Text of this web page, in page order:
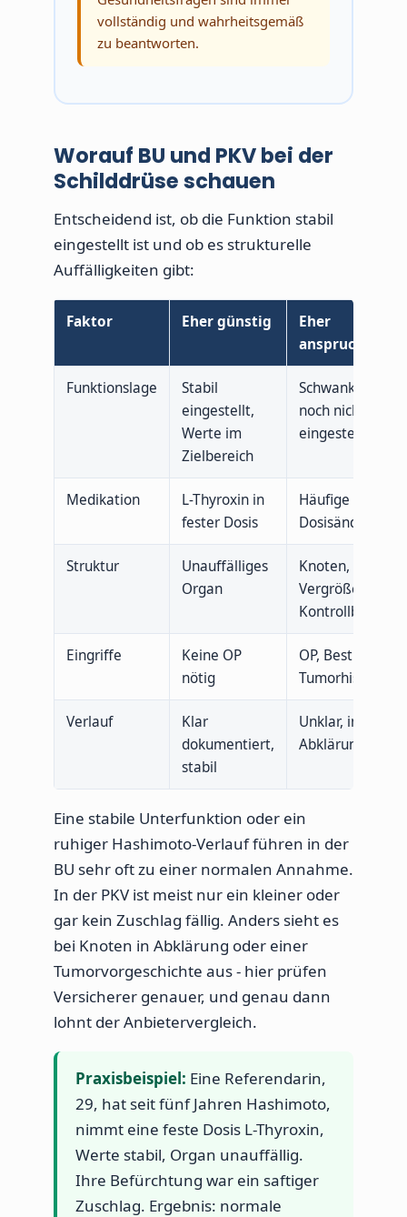
vollständig und wahrheitsgemäß
zu beantworten.
Worauf BU und PKV bei der
Schilddrüse schauen
Entscheidend ist, ob die Funktion stabil
eingestellt ist und ob es strukturelle
Auffälligkeiten gibt:
Faktor Eher günstig
Eher
anspruchsvoll
Funktionslage
Stabil
eingestellt,
Werte im
Zielbereich
Schwankend,
noch nicht
eingestellt
Medikation
L-Thyroxin in
fester Dosis
Häufige
Struktur
Unauffälliges
Organ
Knoten,
Vergrößerung,
Kontrollbedarf
Eingriffe
Keine OP
nötig
OP, Bestrahlung,
Tumorhistorie
Verlauf
Klar
dokumentiert,
stabil
Unklar, in
Abklärung
Eine stabile Unterfunktion oder ein
ruhiger Hashimoto-Verlauf führen in der
BU sehr oft zu einer normalen Annahme.
In der PKV ist meist nur ein kleiner oder
gar kein Zuschlag fällig. Anders sieht es
bei Knoten in Abklärung oder einer
Tumorvorgeschichte aus - hier prüfen
Versicherer genauer, und genau dann
lohnt der Anbietervergleich.
Praxisbeispiel: Eine Referendarin,
29, hat seit fünf Jahren Hashimoto,
nimmt eine feste Dosis L-Thyroxin,
Werte stabil, Organ unauffällig.
Ihre Befürchtung war ein saftiger
Zuschlag. Ergebnis: normale